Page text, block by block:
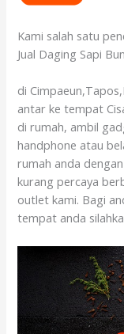
Kami salah satu
Jual Daging Sapi
di
antar ke tempat
di rumah, ambil
handphone atau
rumah anda
kurang percaya
outlet kami. Bagi
tempat anda